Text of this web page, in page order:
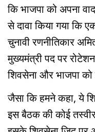
कि भाजपा को अपना
से दावा किया गया कि
चुनावी रणनीतिकार
मुख्यमंत्री पद पर
शिवसेना और भाजपा को
जैसा कि हमने कहा, ये
इस बैठक की कोई